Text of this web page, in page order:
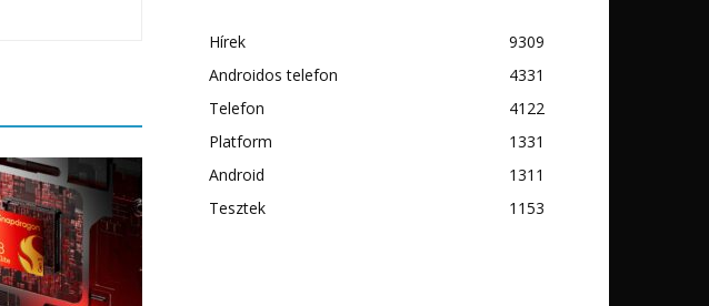
Hírek
9309
Androidos telefon
4331
Telefon
4122
Platform
1331
Android
1311
Tesztek
1153